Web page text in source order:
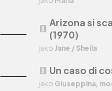
theaters Arizona si
(1970)
jako Jane / Sheila
theaters Un caso di
jako Giuseppina,